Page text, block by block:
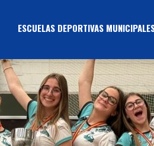
ESCUELAS DEPORTIVAS